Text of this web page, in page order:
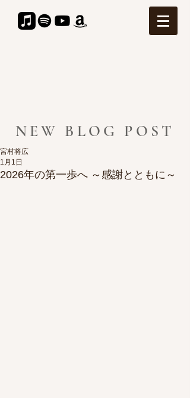
NEW BLOG POST
2026年の第一歩へ ～感謝とともに～
宮村将広
1月1日